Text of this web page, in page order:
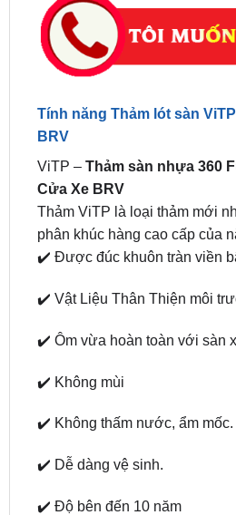
Tính năng Thảm lót sàn
ViTP –Thảm sàn nhựa 360
Cửa Xe BRV
Thảm ViTP là loại thảm mới
phân khúc hàng cao cấp của
✔️ Được đúc khuôn tràn viền
✔️ Vật Liệu Thân Thiện môi
✔️ Ôm vừa hoàn toàn với sàn
✔️ Không mùi
✔️ Không thấm nước, ẩm mốc.
✔️ Dễ dàng vệ sinh.
✔️ Độ bên đến 10 năm
✔️ An toàn cho người sử dụng